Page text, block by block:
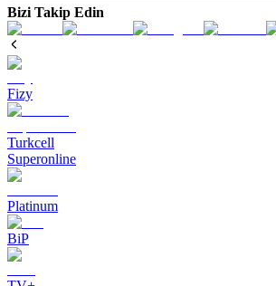
Bizi Takip Edin
Fizy
Turkcell
Superonline
Platinum
BiP